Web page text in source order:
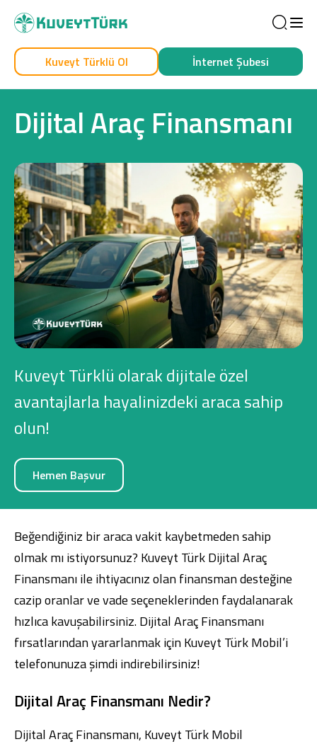
Kendim İçin
Dijital Bankacılık Hakkımızda Finans Portalı
Yatırımcı İlişkileri
Sağlam Kart
Araç Finansmanı
Konut Finansmanı
Ticari Kartlar
Tarım Finansmanı
Leasing
Yatırım
Kuveyt Türklü Ol İnternet Şubesi
Dijital Araç Finansmanı
Kuveyt Türklü olarak dijitale özel
avantajlarla hayalinizdeki araca sahip
olun!
Hemen Başvur
Beğendiğiniz bir araca vakit kaybetmeden sahip
olmak mı istiyorsunuz? Kuveyt Türk Dijital Araç
Finansmanı ile ihtiyacınız olan finansman desteğine
cazip oranlar ve vade seçeneklerinden faydalanarak
hızlıca kavuşabilirsiniz. Dijital Araç Finansmanı
fırsatlarından yararlanmak içinKuveyt Türk Mobil’i
telefonunuza şimdi indirebilirsiniz!
Dijital Araç Finansmanı Nedir?
Dijital Araç Finansmanı, Kuveyt Türk Mobil